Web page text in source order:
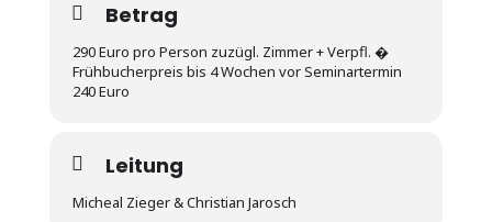
Betrag
290 Euro pro Person zuzügl. Zimmer + Verpfl. �
Frühbucherpreis bis 4 Wochen vor Seminartermin
240 Euro
Leitung
Micheal Zieger & Christian Jarosch